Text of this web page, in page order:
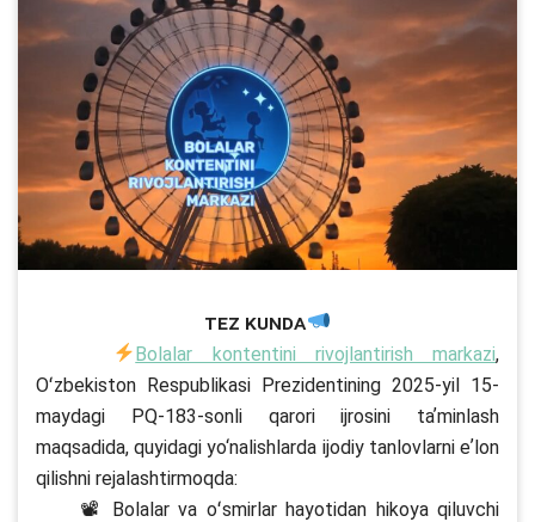
Tez kunda
Bolalar kontentini rivojlantirish markazi,
Oʻzbekiston Respublikasi Prezidentining 2025-yil 15-
maydagi PQ-183-sonli qarori ijrosini taʼminlash
maqsadida, quyidagi yo‘nalishlarda ijodiy tanlovlarni eʼlon
qilishni rejalashtirmoqda:
📽 Bolalar va oʻsmirlar hayotidan hikoya qiluvchi